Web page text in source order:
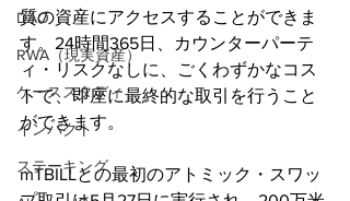
DAO
RWA（現実資産）
ケーススタディ
インパクト
ステーキング
質の資産にアクセスすることができま
す。24時間365日、カウンターパーテ
ィ・リスクなしに、ごくわずかなコス
トで、即座に最終的な取引を行うこと
ができます。
mTBILLとの最初のアトミック・スワッ